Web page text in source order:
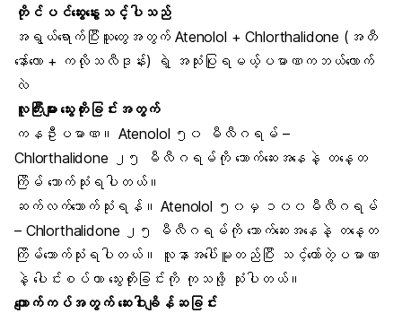
တိုင်ပင်ဆွေးနွေးသင့်ပါသည်
အရွယ်ရောက်ပြီးသူတွေအတွက် Atenolol + Chlorthalidone (အတီ
နော်ေ်လော + ကလိုသလီဒုန်း) ရဲ့ အသုံးပြုရမယ့်ပမာဏကဘယ်လောက်
လဲ
လူကြီးများ သွေးတိုးခြင်းအတွက်
ကနဦးပမာဏ။ Atenolol ၅၀ မီလီဂရမ် –
Chlorthalidone ၂၅ မီလီဂရမ်ကို သောက်ဆေးအနေနဲ့ တနေ့တ
ကြိမ် သောက်သုံးရပါတယ်။
ဆက်လက်သောက်သုံးရန်။ Atenolol ၅၀မှ ၁၀၀မီလီဂရမ်
– Chlorthalidone ၂၅ မီလီဂရမ်ကို သောက်ဆေးအနေနဲ့ တနေ့တ
ကြိမ်သောက်သုံးရပါတယ်။ လူနာအပေါ်မူတည်ပြီး သင့်တော်တဲ့ပမာဏ
နဲ့ ပေါင်းစပ်ကာ သွေးတိုးခြင်းကို ကုသဖို့ သုံးပါတယ်။
ကျောက်ကပ်အတွက် ဆေးဝါးချိန်ဆခြင်း